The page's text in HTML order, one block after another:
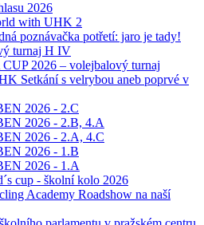
2026
with UHK 2
poznávačka potřetí: jaro je tady!
turnaj H IV
2026 – volejbalový turnaj
Setkání s velrybou aneb poprvé v
2026 - 2.C
2026 - 2.B, 4.A
2026 - 2.A, 4.C
2026 - 1.B
2026 - 1.A
cup - školní kolo 2026
Academy Roadshow na naší